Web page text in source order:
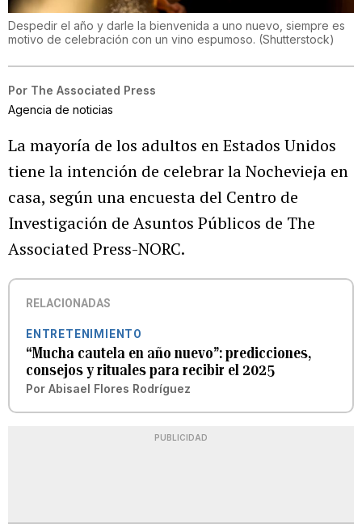
Despedir el año y darle la bienvenida a uno nuevo, siempre es
motivo de celebración con un vino espumoso. (Shutterstock)
Por The Associated Press
Agencia de noticias
La mayoría de los adultos en Estados Unidos
tiene la intención de celebrar la Nochevieja en
casa, según una encuesta del Centro de
Investigación de Asuntos Públicos de The
Associated Press-NORC.
RELACIONADAS
ENTRETENIMIENTO
“Mucha cautela en año nuevo”: predicciones,
consejos y rituales para recibir el 2025
Por Abisael Flores Rodríguez
PUBLICIDAD